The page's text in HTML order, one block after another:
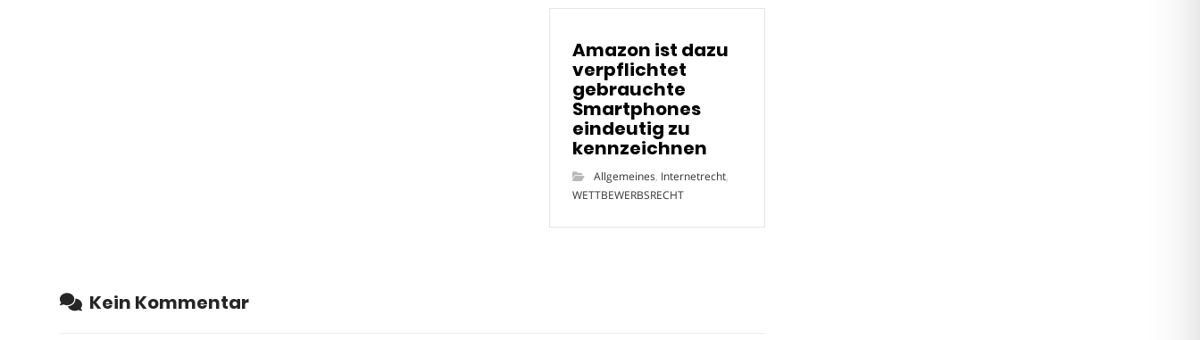
Amazon ist dazu
verpflichtet
gebrauchte
Smartphones
eindeutig zu
kennzeichnen
Allgemeines, Internetrecht,
WETTBEWERBSRECHT
Kein Kommentar